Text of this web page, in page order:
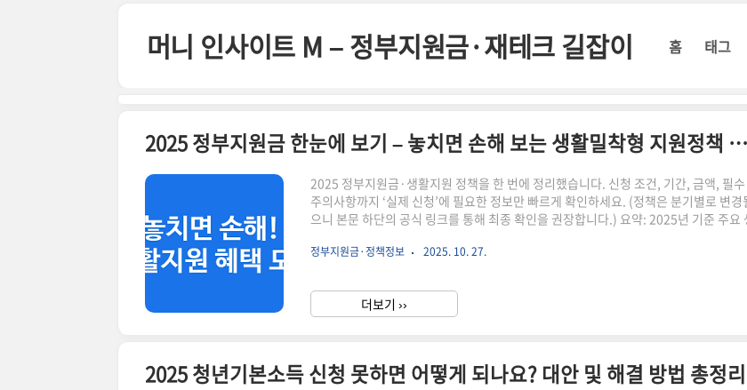
머니 인사이트 M – 정부지원금·재테크 길잡이 홈 태그
2025 정부지원금 한눈에 보기 – 놓치면 손해 보는 생활밀착형 지원정책 총정리
2025 정부지원금·생활지원 정책을 한 번에 정리했습니다. 신청 조건, 기간, 금액, 필
주의사항까지 ‘실제 신청’에 필요한 정보만 빠르게 확인하세요. (정책은 분기별로 변경
으니 본문 하단의 공식 링크를 통해 최종 확인을 권장합니다.) 요약: 2025년 기준 주요
여부 상이최종 정보는 정부24 / 복지로에서 확인🔎 읽는 순서① 핵심정책 표 → ② 자격
복 소비쿠폰소득기준 충족 가구분야별 할인·포인트 제공정부24에너지바우처취약계층
가스·연료비 지원복지로청년 지원(도약계좌·월세)청년·사회초년생저축 ..
정부지원금·정책정보 2025. 10. 27.
더보기 ››
2025 청년기본소득 신청 못하면 어떻게 되나요? 대안 및 해결 방법 총정리